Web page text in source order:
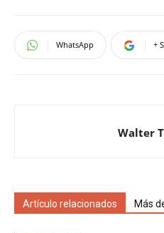
WhatsApp +
Walter
Artículo relacionados Más